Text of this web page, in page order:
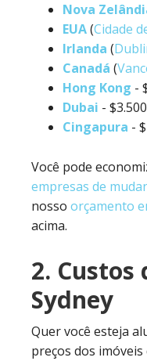
Nova
EUA(Cidade
Irlanda (
Canadá (
Hong Kong -
Dubai -
Cingapura -
Você pode
empresas de
nosso orçamento
acima.
2. Custos
Sydney
Quer você esteja
preços dos imóveis